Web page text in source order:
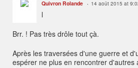
Quivron Rolande 14 août 2015 at
l
Brr. ! Pas très drôle tout çà.
Après les traversées d'une guerre et
espérer ne plus en rencontrer d'autres